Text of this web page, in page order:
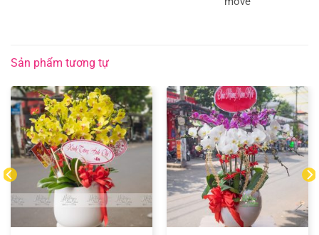
Sản phẩm tương tự